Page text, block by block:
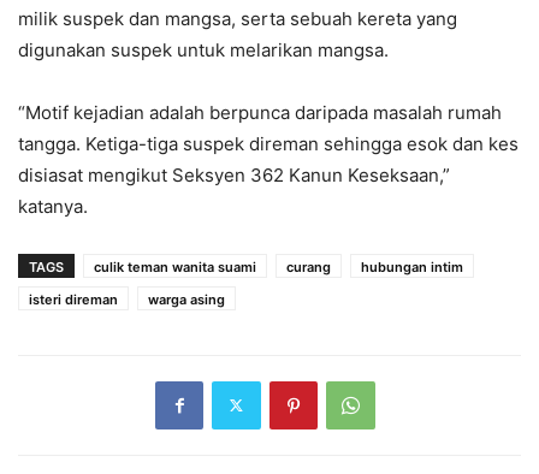
milik suspek dan mangsa, serta sebuah kereta yang
digunakan suspek untuk melarikan mangsa.
“Motif kejadian adalah berpunca daripada masalah rumah
tangga. Ketiga-tiga suspek direman sehingga esok dan kes
disiasat mengikut Seksyen 362 Kanun Keseksaan,”
katanya.
TAGS culik teman wanita suami curang
hubungan intim
isteri direman
warga asing